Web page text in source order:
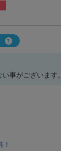
事がございます。